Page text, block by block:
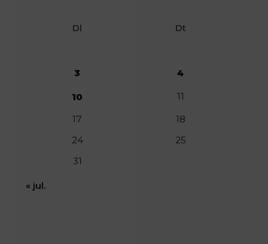
Dl Dt
3 4
10
11
17
18
24
25
31
« jul.